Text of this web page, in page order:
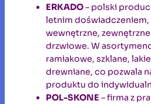
ERKADO– polski
letnim
wewnętrzne,
drzwiowe. W
ramiakowe, szklane,
drewniane, co pozwala
produktu do
POL-SKONE – firma z